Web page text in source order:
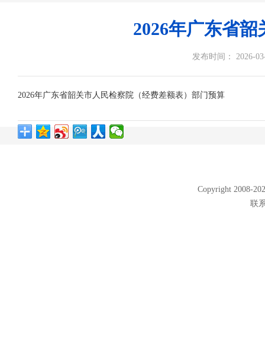
2026年广东省
发布时间： 2026-
2026年广东省韶关市人民检察院（经费差额表）部门预算
Copyright 2008-
联